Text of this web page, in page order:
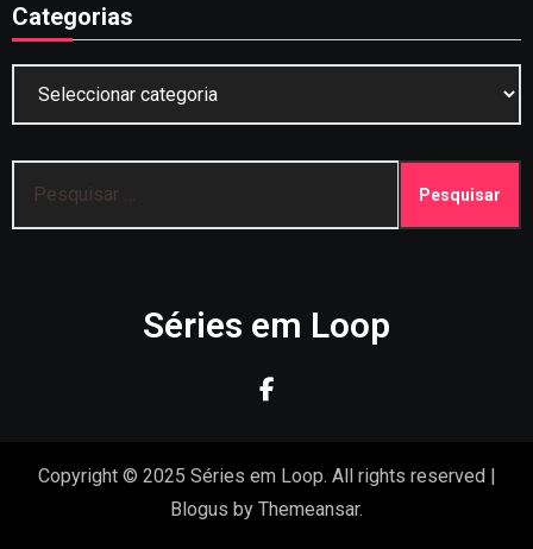
Categorias
por:
Séries em Loop
Copyright © 2025 Séries em Loop. All rights reserved |
Blogus by Themeansar.